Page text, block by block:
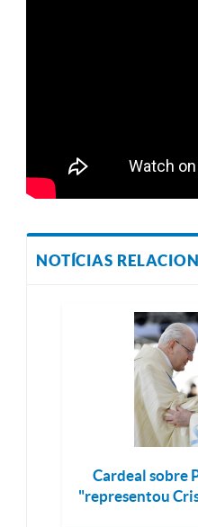
NOTÍCIAS
Cardeal sobre
"representou